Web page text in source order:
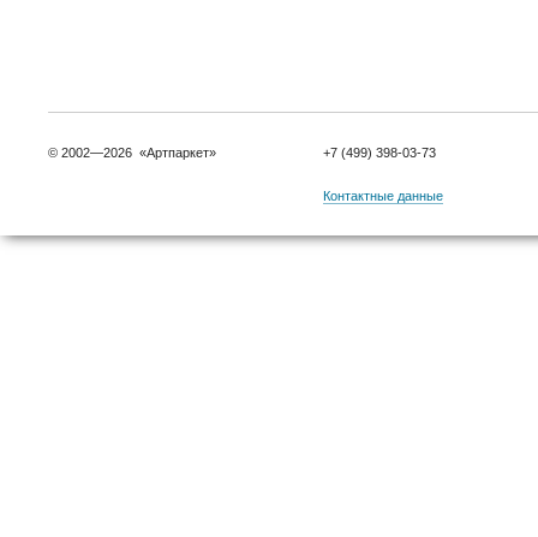
© 2002—2026 «Артпаркет» +7 (499) 398-03-73
Контактные данные